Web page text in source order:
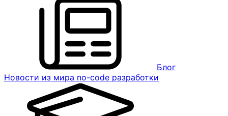
Блог
Новости из мира no-code разработки